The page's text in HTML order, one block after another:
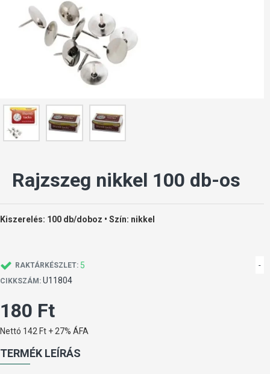
Rajzszeg nikkel 100 db-os
Kiszerelés: 100 db/doboz • Szín: nikkel
RAKTÁRKÉSZLET: 5
CIKKSZÁM: U11804
-
180 Ft
Nettó 142 Ft + 27% ÁFA
TERMÉK LEÍRÁS